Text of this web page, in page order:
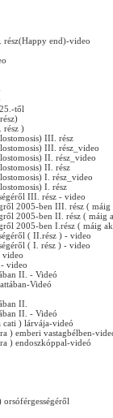
rész(Happy end)-video
től
rész )
III. rész
III. rész_video
II. rész_video
II. rész
I. rész_video
I. rész
III. rész - video
2005-ben III. rész (
2005-ben II. rész ( máig
2005-ben I.rész ( máig
( II.rész ) - video
( I. rész ) - video
video
video
II. - Videó
Videó
II.
II. - Videó
cati ) lárvája-videó
) emberi vastagbélben-
) endoszkóppal-videó